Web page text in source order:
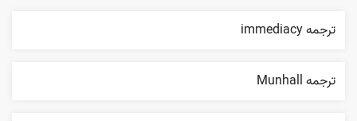
ترجمه immediacy
ترجمه Munhall